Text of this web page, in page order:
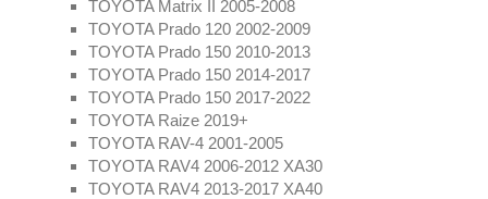
TOYOTA Matrix II 2005-2008
TOYOTA Prado 120 2002-2009
TOYOTA Prado 150 2010-2013
TOYOTA Prado 150 2014-2017
TOYOTA Prado 150 2017-2022
TOYOTA Raize 2019+
TOYOTA RAV-4 2001-2005
TOYOTA RAV4 2006-2012 XA30
TOYOTA RAV4 2013-2017 XA40